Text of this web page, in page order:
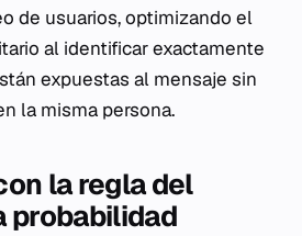
de usuarios, optimizando el
al identificar exactamente
expuestas al mensaje sin
la misma persona.
la regla del
probabilidad